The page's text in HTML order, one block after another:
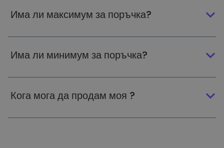
Има ли максимум за поръчка?
Има ли минимум за поръчка?
Кога мога да продам моя ?